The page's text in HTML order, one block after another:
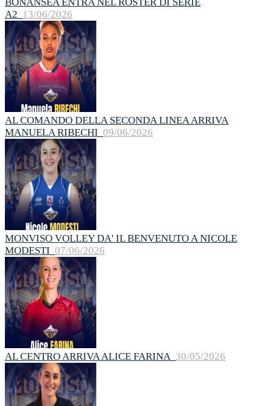
BONANSEA ENTRA NEL ROSTER DI SERIE
A2 13/06/2026
AL COMANDO DELLA SECONDA LINEA ARRIVA
MANUELA RIBECHI 09/06/2026
MONVISO VOLLEY DA' IL BENVENUTO A NICOLE
MODESTI 07/06/2026
AL CENTRO ARRIVA ALICE FARINA 30/05/2026